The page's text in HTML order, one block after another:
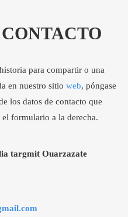
para compartir o una
en nuestro sitio web, póngase
los datos de contacto que
formulario a la derecha.
targmit Ouarzazate